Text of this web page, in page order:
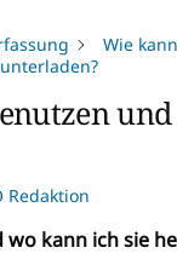
Wie
Redaktion
kann ich sie